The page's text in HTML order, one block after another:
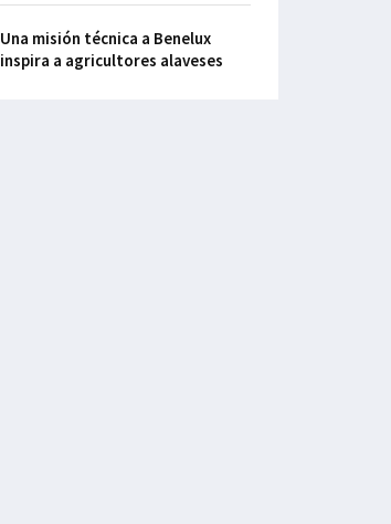
Una misión técnica a Benelux
inspira a agricultores alaveses